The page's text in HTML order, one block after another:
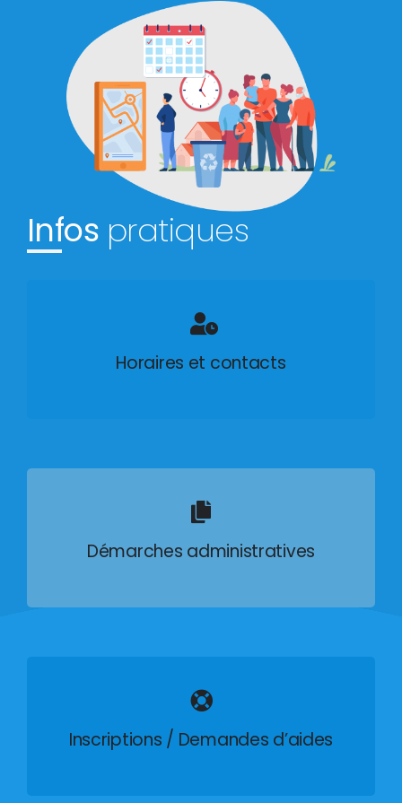
Infos pratiques
Horaires et contacts
Démarches administratives
Inscriptions / Demandes d’aides